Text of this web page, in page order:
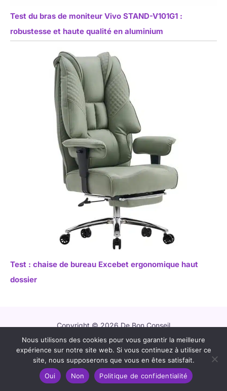
Test du bras de moniteur Vivo STAND-V101G1 :
robustesse et haute qualité en aluminium
Test : chaise de bureau Excebet ergonomique haut
dossier
Copyright © 2026 De Bon Conseil
Contact
Mentions légales
Politique de confidentialité
Nous utilisons des cookies pour vous garantir la meilleure
expérience sur notre site web. Si vous continuez à utiliser ce
site, nous supposerons que vous en êtes satisfait.
Oui
Non Politique de confidentialité